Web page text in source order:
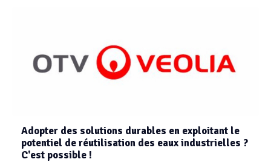
Adopter des solutions durables en exploitant le
potentiel de réutilisation des eaux industrielles ?
C'est possible !